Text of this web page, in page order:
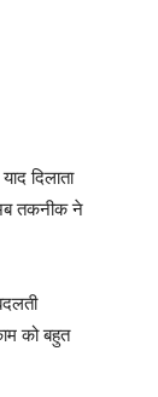
दिलाता
तकनीक ने
को बहुत